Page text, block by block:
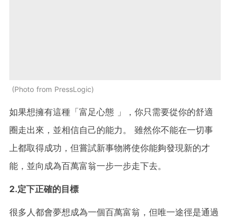
Photo from PressLogic
如果想擁有這種「富足心態 」，你只需要從你的舒適
圈走出來，並相信自己的能力。 雖然你不能在一切事
上都取得成功，但嘗試新事物將使你能夠發現新的才
能，並向成為百萬富翁一步一步走下去。
2.定下正確的目標
很多人都會夢想成為一個百萬富翁，但唯一途徑是通過